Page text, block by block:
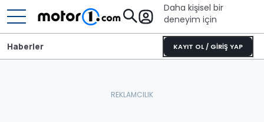
Daha kişisel bir
deneyim için
KAYIT OL / GİRİŞ YAP
Haberler